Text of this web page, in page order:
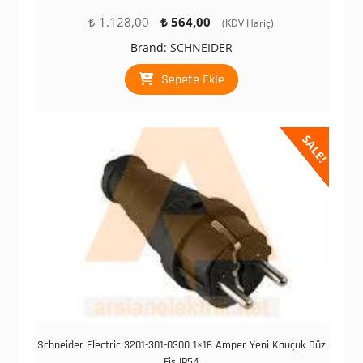
₺1.128,00
Orijinal
fiyat:
₺ 1.128,00.
₺ 564,00
Şu
fiyat:
₺ 564,00.
(KDV Hariç)
Brand: SCHNEIDER
Sepete Ekle
SALE!
Schneider Electric 3201-301-0300 1×16 Amper Yeni Kauçuk Düz